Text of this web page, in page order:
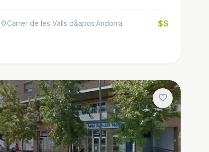
location_onCarrer de les Valls d&apos;Andorra $$
favorite